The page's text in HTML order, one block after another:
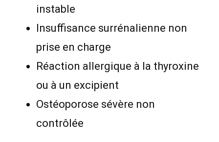
instable
Insuffisance surrénalienne non
prise en charge
Réaction allergique à la thyroxine
ou à un excipient
Ostéoporose sévère non
contrôlée